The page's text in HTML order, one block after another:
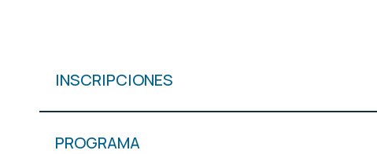
INSCRIPCIONES
PROGRAMA